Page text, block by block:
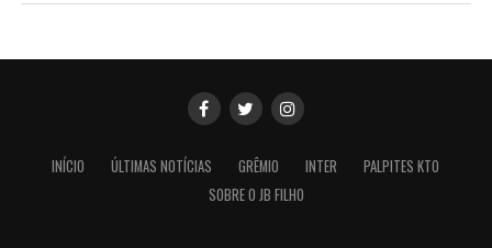
INÍCIO ÚLTIMAS NOTÍCIAS GRÊMIO INTER
PALPITES KTO
SOBRE O JB FILHO